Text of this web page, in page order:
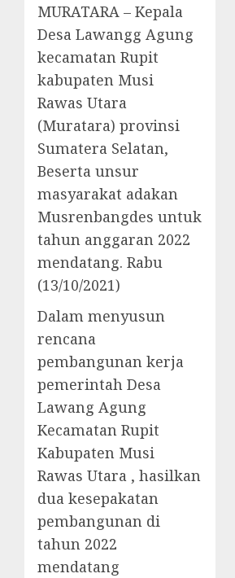
MURATARA – Kepala
Desa Lawangg Agung
kecamatan Rupit
kabupaten Musi
Rawas Utara
(Muratara) provinsi
Sumatera Selatan,
Beserta unsur
masyarakat adakan
Musrenbangdes untuk
tahun anggaran 2022
mendatang. Rabu
(13/10/2021)
Dalam menyusun
rencana
pembangunan kerja
pemerintah Desa
Lawang Agung
Kecamatan Rupit
Kabupaten Musi
Rawas Utara , hasilkan
dua kesepakatan
pembangunan di
tahun 2022
mendatang